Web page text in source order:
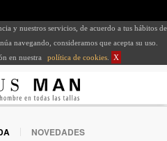
y nuestros servicios, de acuerdo a tus hábitos de
navegando, consideramos que acepta su uso.
en nuestra
política de cookies X
NOVEDADES